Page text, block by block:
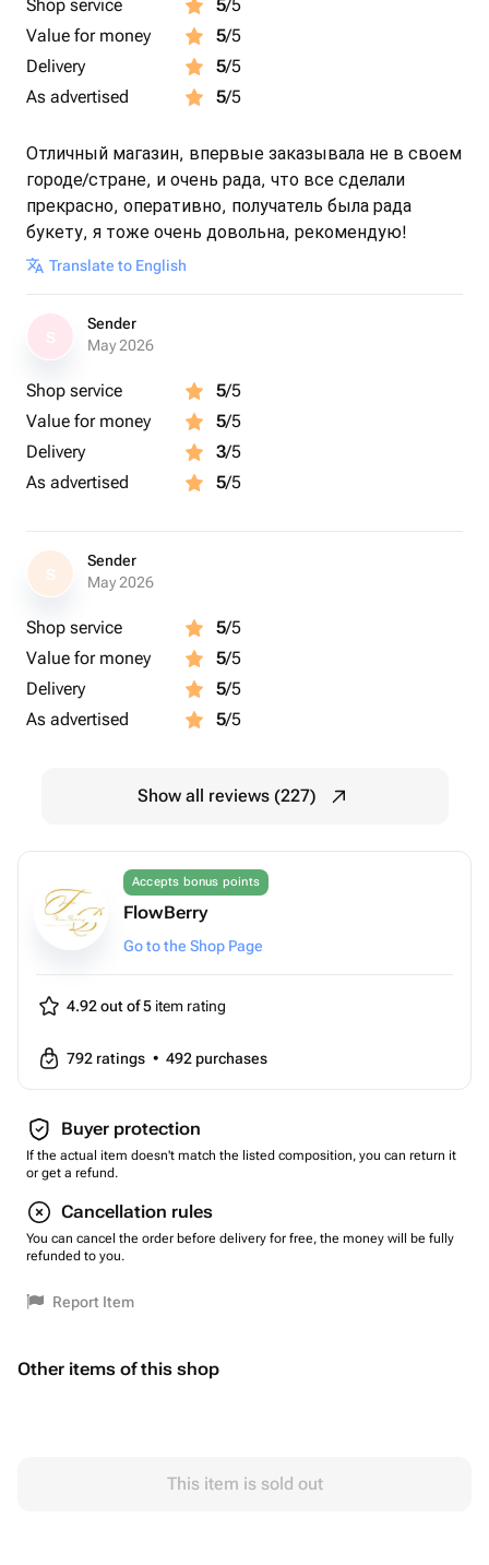
можно приобрести: 🧸 Мягкие игрушки; 🍫 Авторский
шоколад ручной работы; 🎈 Шары с гелием; 🌸
Сухоцветы и стабилизированные цветы; 💌
Дизайнерские открытки. Повод: Для праздников,
Подойдет для любимой девушки, жены, дочери,
тещи, учителя, любимой. На такие дни как: День
матери, 8 Марта, День учителя, выпускной, день
рождения, рождение ребёнка, выписка из роддома,
день свадьбы, 14 февраля День святого Валентина.
Shop service 5/5
Value for money
5/5
Delivery
5/5
As advertised
5/5
Отличный магазин, впервые заказывала не в своем
городе/стране, и очень рада, что все сделали
прекрасно, оперативно, получатель была рада
букету, я тоже очень довольна, рекомендую!
Translate to English
Sender
May 2026
Shop service 5/5
Value for money
5/5
Delivery
3/5
As advertised
5/5
S
Sender
May 2026
Shop service 5/5
Value for money
5/5
Delivery
5/5
As advertised
5/5
Show all reviews (227)
Accepts bonus points
FlowBerry
Go to the Shop Page
4.92 out of 5 item rating
792 ratings • 492 purchases
Buyer protection
If the actual item doesn't match the listed composition, you can return it
or get a refund.
Cancellation rules
You can cancel the order before delivery for free, the money will be fully
refunded to you.
Report Item
Other items of this shop
This item is sold out